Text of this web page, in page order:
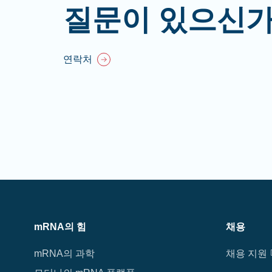
질문이 있으신
연락처
mRNA의 힘
mRNA의 과학
채용
채용 지원